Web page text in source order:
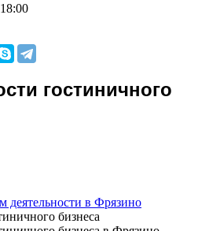
гостиничного
деятельности в Фрязино
бизнеса